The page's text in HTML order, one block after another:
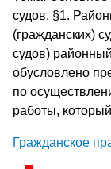
судов. §1.
(гражданских)
судов)
обусловлено
по
работы,
Гражданское